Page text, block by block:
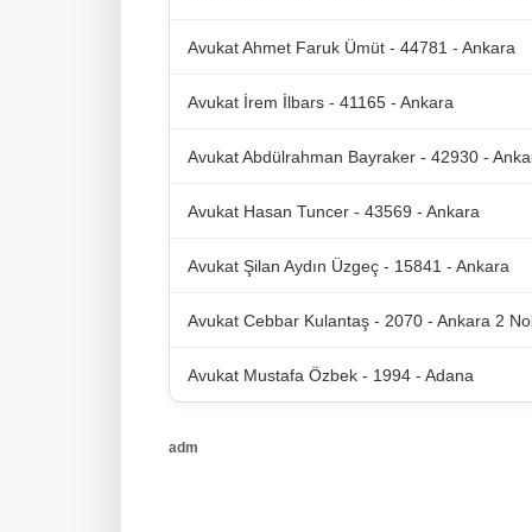
Avukat Ahmet Faruk Ümüt - 44781 - Ankara
Avukat İrem İlbars - 41165 - Ankara
Avukat Abdülrahman Bayraker - 42930 -
Avukat Hasan Tuncer - 43569 - Ankara
Avukat Şilan Aydın Üzgeç - 15841 - Ankara
Avukat Cebbar Kulantaş - 2070 - Ankara 2
Avukat Mustafa Özbek - 1994 - Adana
adm